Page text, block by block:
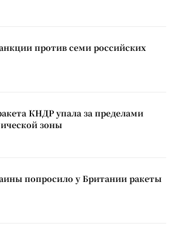
против семи российских
КНДР упала за пределами
зоны
попросило у Британии ракеты